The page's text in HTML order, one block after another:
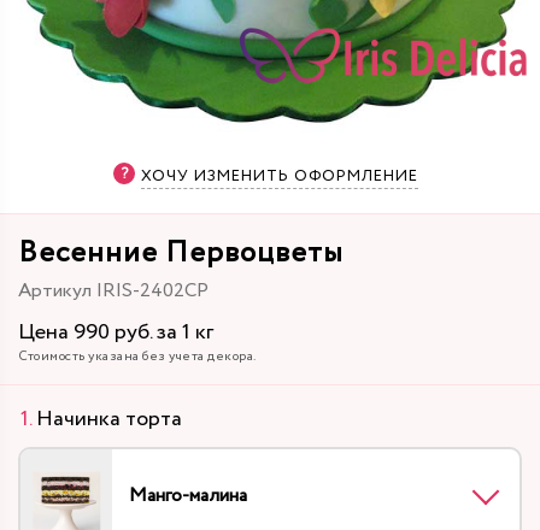
ХОЧУ ИЗМЕНИТЬ ОФОРМЛЕНИЕ
Весенние Первоцветы
Артикул IRIS-2402CP
Цена 990 руб. за 1 кг
Стоимость указана без учета декора.
Начинка торта
Манго-малина